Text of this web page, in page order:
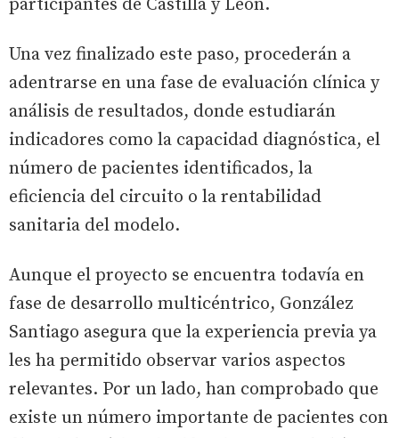
participantes de Castilla y León.
Una vez finalizado este paso, procederán a
adentrarse en una fase de evaluación clínica y
análisis de resultados, donde estudiarán
indicadores como la capacidad diagnóstica, el
número de pacientes identificados, la
eficiencia del circuito o la rentabilidad
sanitaria del modelo.
Aunque el proyecto se encuentra todavía en
fase de desarrollo multicéntrico, González
Santiago asegura que la experiencia previa ya
les ha permitido observar varios aspectos
relevantes. Por un lado, han comprobado que
existe un número importante de pacientes con